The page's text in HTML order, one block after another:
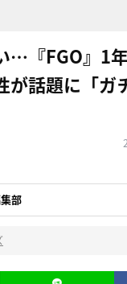
…『FGO』1
が話題に「ガ
部